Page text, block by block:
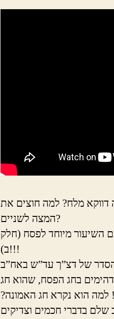
מלח? למה חוצים את
המצה לשניים?
השיעור מיוחד לפסח (חלק
ב)!!!
בחג הפסח, שהוא חג
למה הוא נקרא חג האמונה?